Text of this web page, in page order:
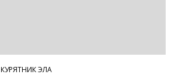
КУРЯТНИК ЭЛА